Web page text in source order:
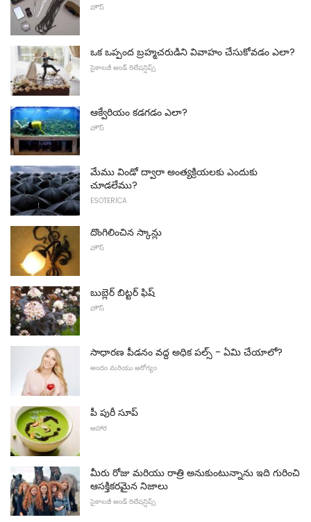
హౌస్
ఒక ఒప్పంద బ్రహ్మచరుడిని వివాహం చేసుకోవడం ఎలా?
సైకాలజీ అండ్ రిలేషన్షిప్స్
ఆక్వేరియం కడగడం ఎలా?
హౌస్
మేము విండో ద్వారా అంత్యక్రియలకు ఎందుకు
చూడలేము?
ESOTERICA
దొంగిలించిన స్కాన్లు
హౌస్
బుబ్లెర్ బిట్టర్ ఫిష్
హౌస్
సాధారణ పీడనం వద్ద అధిక పల్స్ - ఏమి చేయాలో?
అందం మరియు ఆరోగ్యం
పీ పురీ సూప్
ఆహార
మీరు రోజు మరియు రాత్రి అనుకుంటున్నాను ఇది గురించి
ఆసక్తికరమైన నిజాలు
సైకాలజీ అండ్ రిలేషన్షిప్స్